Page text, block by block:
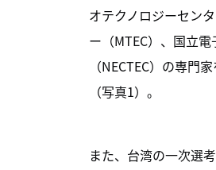
オテクノロジーセン
ー（MTEC）、国立
（NECTEC）の専門
（写真1）。
また、台湾の一次選